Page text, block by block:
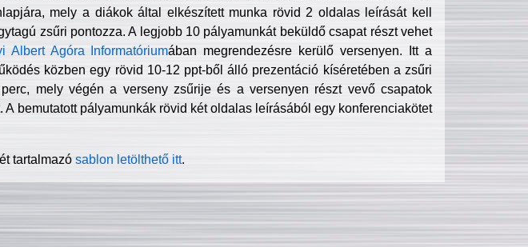
mely a diákok által elkészített munka rövid 2 oldalas leírását kell
zsűri pontozza. A legjobb 10 pályamunkát beküldő csapat részt vehet
Albert Agóra Informatóriumában megrendezésre kerülő versenyen. Itt a
közben egy rövid 10-12 ppt-ből álló prezentáció kíséretében a zsűri
mely végén a verseny zsűrije és a versenyen részt vevő csapatok
bemutatott pályamunkák rövid két oldalas leírásából egy konferenciakötet
tartalmazósablon letölthető itt.